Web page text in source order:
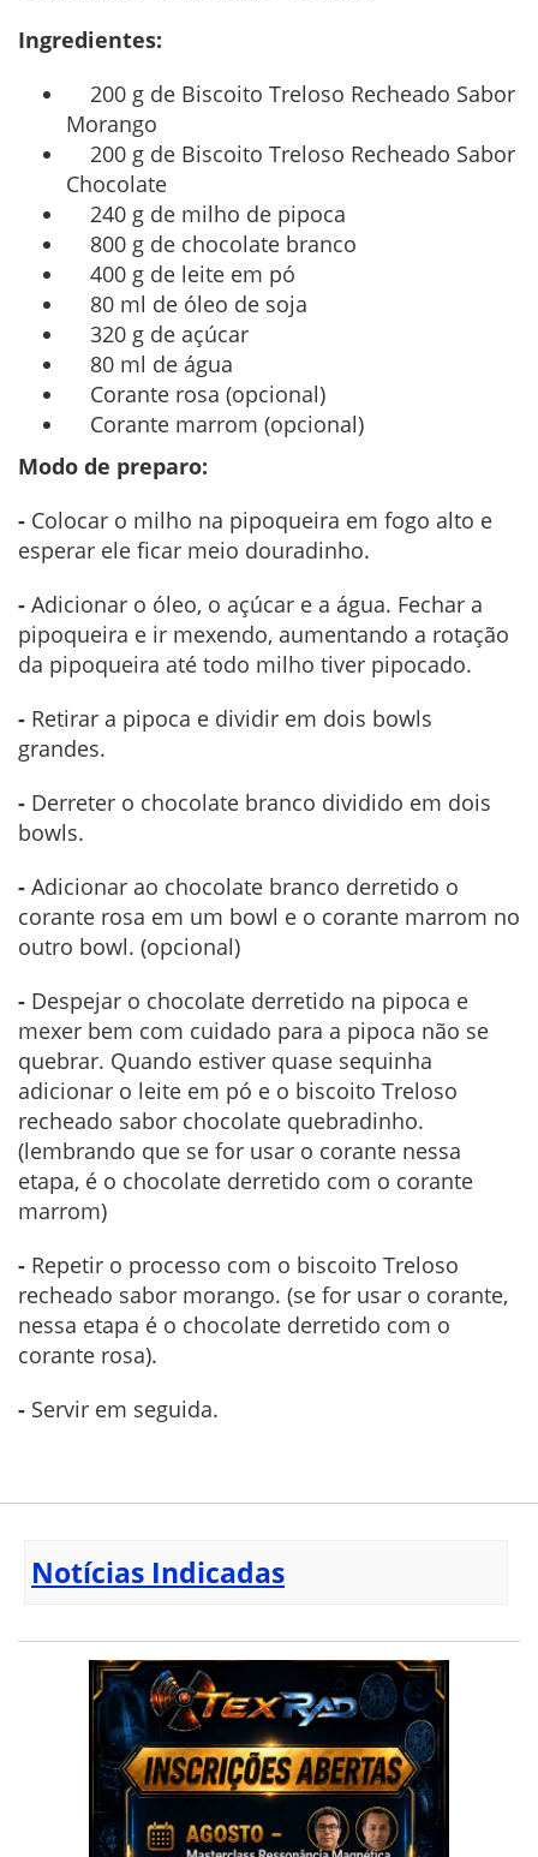
Ingredientes:
200 g de Biscoito Treloso Recheado Sabor
Morango
200 g de Biscoito Treloso Recheado Sabor
Chocolate
240 g de milho de pipoca
800 g de chocolate branco
400 g de leite em pó
80 ml de óleo de soja
320 g de açúcar
80 ml de água
Corante rosa (opcional)
Corante marrom (opcional)
Modo de preparo:
- Colocar o milho na pipoqueira em fogo alto e
esperar ele ficar meio douradinho.
- Adicionar o óleo, o açúcar e a água. Fechar a
pipoqueira e ir mexendo, aumentando a rotação
da pipoqueira até todo milho tiver pipocado.
- Retirar a pipoca e dividir em dois bowls
grandes.
- Derreter o chocolate branco dividido em dois
bowls.
- Adicionar ao chocolate branco derretido o
corante rosa em um bowl e o corante marrom no
outro bowl. (opcional)
- Despejar o chocolate derretido na pipoca e
mexer bem com cuidado para a pipoca não se
quebrar. Quando estiver quase sequinha
adicionar o leite em pó e o biscoito Treloso
recheado sabor chocolate quebradinho.
(lembrando que se for usar o corante nessa
etapa, é o chocolate derretido com o corante
marrom)
- Repetir o processo com o biscoito Treloso
recheado sabor morango. (se for usar o corante,
nessa etapa é o chocolate derretido com o
corante rosa).
- Servir em seguida.
Notícias Indicadas